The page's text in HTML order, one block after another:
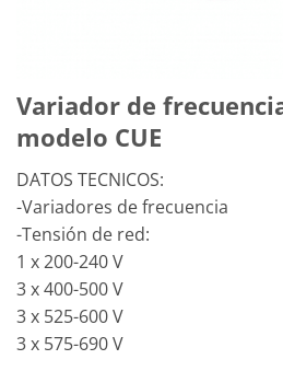
Variador de
modelo CUE
DATOS TECNICOS:
-Variadores de frecuencia
-Tensión de red:
1 x 200-240 V
3 x 400-500 V
3 x 525-600 V
3 x 575-690 V